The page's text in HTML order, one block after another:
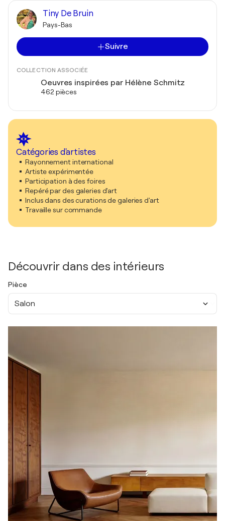
Tiny De Bruin
Pays-Bas
Suivre
COLLECTION ASSOCIÉE
Oeuvres inspirées par Hélène Schmitz
462 pièces
Catégories d'artistes
Rayonnement international
Artiste expérimentée
Participation à des foires
Repéré par des galeries d'art
Inclus dans des curations de galeries d'art
Travaille sur commande
Découvrir dans des intérieurs
Pièce
Salon